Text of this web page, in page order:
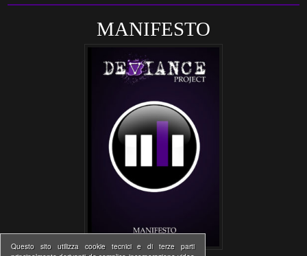
MANIFESTO
Questo sito utilizza cookie tecnici e di terze parti